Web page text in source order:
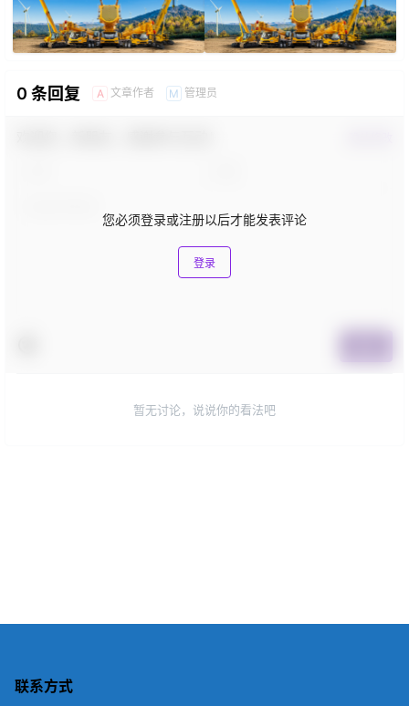
0 条回复 A 文章作者 M 管理员
您必须登录或注册以后才能发表评论
登录
暂无讨论，说说你的看法吧
联系方式